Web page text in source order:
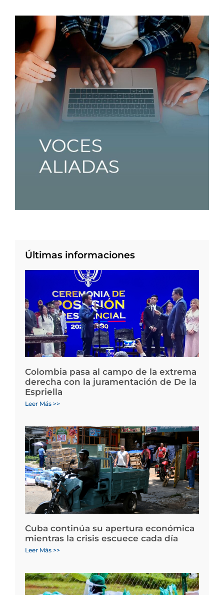
Últimas informaciones
Colombia pasa al campo de la extrema
derecha con la juramentación de De la
Espriella
Leer Más >>
Cuba continúa su apertura económica
mientras la crisis escuece cada día
Leer Más >>